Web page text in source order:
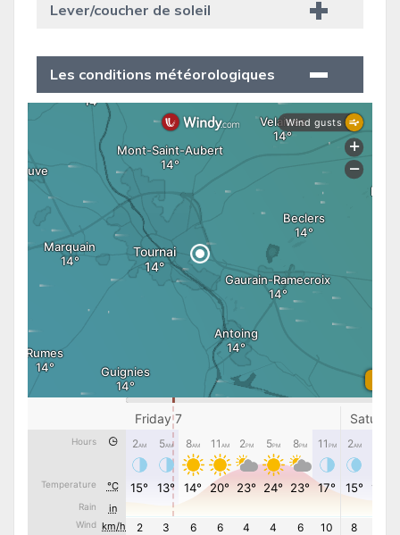
Lever/coucher de soleil
Les conditions météorologiques